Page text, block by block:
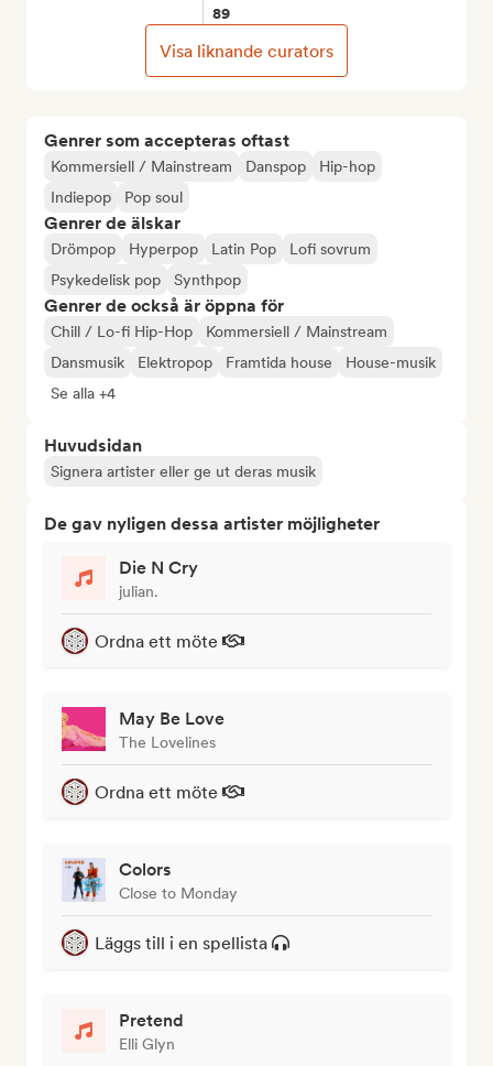
Genrer som accepteras oftast
Kommersiell / Mainstream Danspop
Hip-hop
Indiepop
Pop soul
Genrer de älskar
Drömpop Hyperpop Latin Pop
Lofi sovrum
Psykedelisk pop
Synthpop
Genrer de också är öppna för
Chill / Lo-fi Hip-Hop
Kommersiell / Mainstream
Dansmusik
Elektropop Framtida house
House-musik
Se alla +4
Huvudsidan
Signera artister eller ge ut deras musik
De gav nyligen dessa artister möjligheter
Die N Cry
julian.
Ordna ett möte
May Be Love
The Lovelines
Ordna ett möte
Colors
Close to Monday
Läggs till i en spellista
Pretend
Elli Glyn
89
Visa liknande curators